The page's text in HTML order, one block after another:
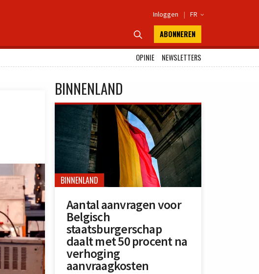
Inloggen | FR 
 ABONNEREN
OPINIE
NEWSLETTERS
BINNENLAND
BINNENLAND
Aantal aanvragen voor
Belgisch
staatsburgerschap
daalt met 50 procent na
verhoging
aanvraagkosten